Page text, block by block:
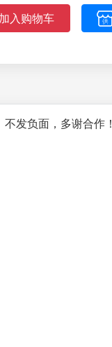
入购物车
发负面，多谢合作！